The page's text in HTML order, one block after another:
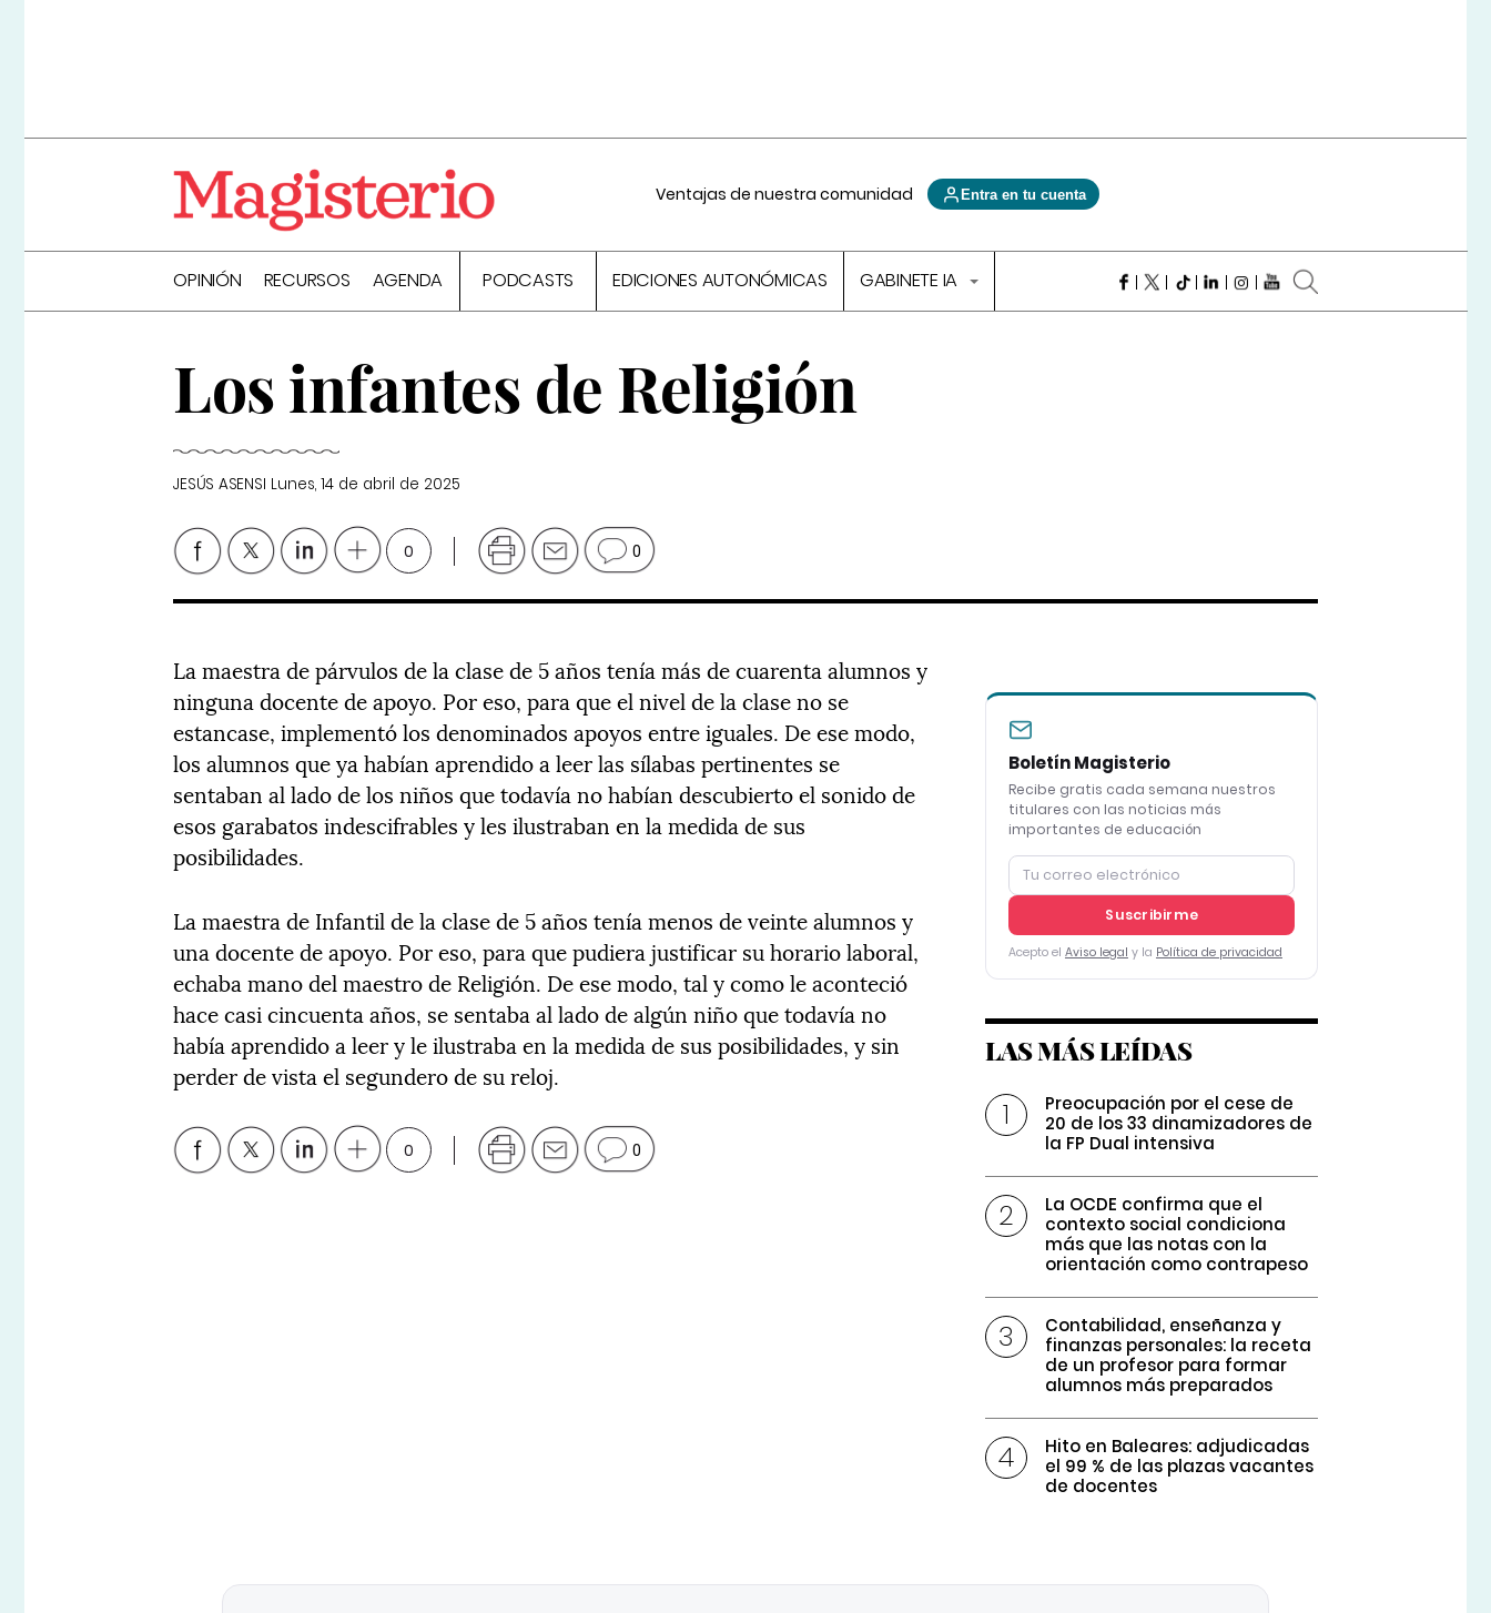
Ventajas de nuestra comunidad Entra en tu cuenta
OPINIÓN RECURSOS AGENDA PODCASTS EDICIONES AUTONÓMICAS GABINETE IA
Los infantes de Religión
JESÚS ASENSI Lunes, 14 de abril de 2025
0 0
La maestra de párvulos de la clase de 5 años tenía más de cuarenta alumnos y
ninguna docente de apoyo. Por eso, para que el nivel de la clase no se
estancase, implementó los denominados apoyos entre iguales. De ese modo,
los alumnos que ya habían aprendido a leer las sílabas pertinentes se
sentaban al lado de los niños que todavía no habían descubierto el sonido de
esos garabatos indescifrables y les ilustraban en la medida de sus
posibilidades.
La maestra de Infantil de la clase de 5 años tenía menos de veinte alumnos y
una docente de apoyo. Por eso, para que pudiera justificar su horario laboral,
echaba mano del maestro de Religión. De ese modo, tal y como le aconteció
hace casi cincuenta años, se sentaba al lado de algún niño que todavía no
había aprendido a leer y le ilustraba en la medida de sus posibilidades, y sin
perder de vista el segundero de su reloj.
0 0
Boletín Magisterio
Recibe gratis cada semana nuestros
titulares con las noticias más
importantes de educación
Suscribirme
Acepto el Aviso legal y la Política de privacidad
LAS MÁS LEÍDAS
Preocupación por el cese de
20 de los 33 dinamizadores de
la FP Dual intensiva
La OCDE confirma que el
contexto social condiciona
más que las notas con la
orientación como contrapeso
Contabilidad, enseñanza y
finanzas personales: la receta
de un profesor para formar
alumnos más preparados
Hito en Baleares: adjudicadas
el 99 % de las plazas vacantes
de docentes